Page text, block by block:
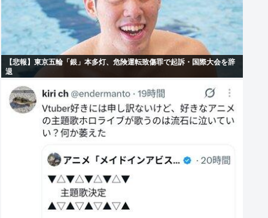
【悲報】東京五輪「銀」本多灯、危険運転致傷罪で起訴・国際大会を辞
退